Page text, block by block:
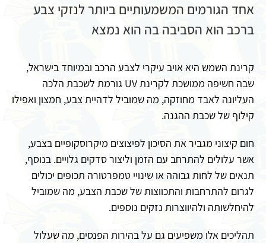
אחד הגורמים המשמעותיים ביותר לנזקי צבע
ברכב הוא הסביבה בה הוא נמצא
קרינת השמש היא אויב עיקרי לצבע הרכב ובמיוחד בישראל,
שבה חשיפה ממושכת לקרינת UV גורמת לשכבת הלכה
העליונה לאבד מחוזקה, מה שמוביל לדהיית צבע, חמצון ואפילו
קילוף של שכבת ההגנה.
חום קיצוני מגביר את הסיכון לפיצוצים מיקרוסקופיים בצבע,
אשר עלולים להתרחב עם הזמן וליצור סדקים גלויים. בנוסף,
תנאים של לחות גבוהה או שינויי טמפרטורה תכופים יכולים
לגרום להתרחבות והתכווצות של שכבת הצבע, מה שמוביל
להיחלשותה ולהיווצרות נזקים נוספים.
תהליכים אלו משפיעים גם על בהירות הפנסים, מה שעלול